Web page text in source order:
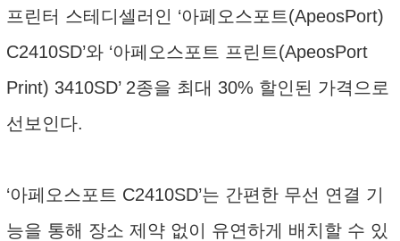
프린터 스테디셀러인 ‘아페오스포트(ApeosPort)
C2410SD’와 ‘아페오스포트 프린트(ApeosPort
Print) 3410SD’ 2종을 최대 30% 할인된 가격으로
선보인다.
‘아페오스포트 C2410SD’는 간편한 무선 연결 기
능을 통해 장소 제약 없이 유연하게 배치할 수 있